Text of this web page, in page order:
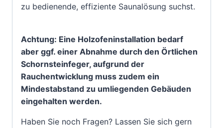
zu bedienende, effiziente Saunalösung suchst.
Achtung: Eine Holzofeninstallation bedarf
aber ggf. einer Abnahme durch den Örtlichen
Schornsteinfeger, aufgrund der
Rauchentwicklung muss zudem ein
Mindestabstand zu umliegenden Gebäuden
eingehalten werden.
Haben Sie noch Fragen? Lassen Sie sich gern